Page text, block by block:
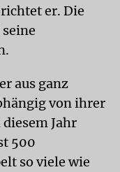
er. Die
aus ganz
von ihrer
Jahr
500
so viele wie